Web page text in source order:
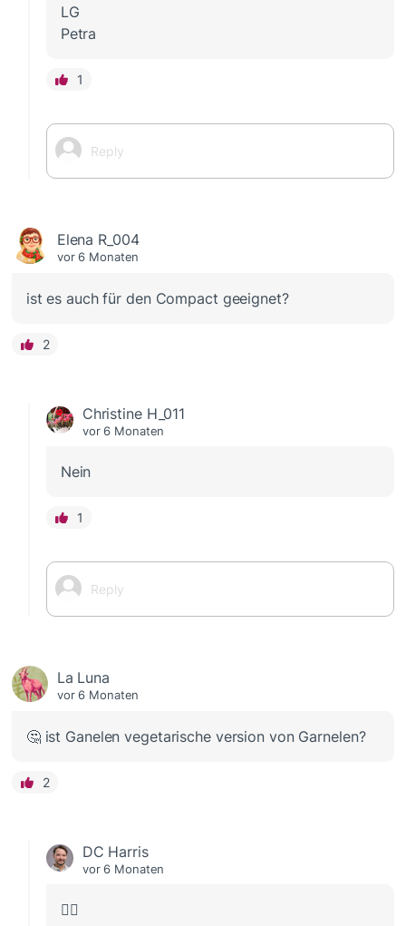
LG
Petra
1
Elena R_004
vor 6 Monaten
ist es auch für den Compact geeignet?
2
Christine H_011
vor 6 Monaten
Nein
1
La Luna
vor 6 Monaten
🤔 ist Ganelen vegetarische version von Garnelen?
2
DC Harris
vor 6 Monaten
🤦‍♂️